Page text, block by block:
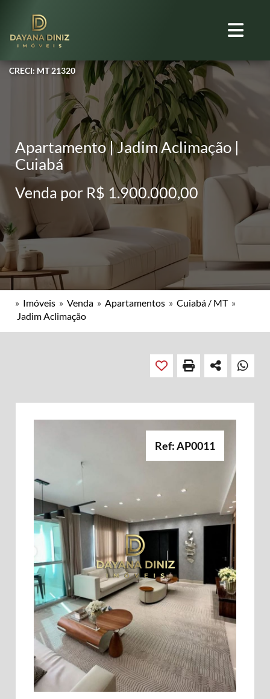
CRECI: MT 21320
Apartamento | Jadim Aclimação |
Cuiabá
Venda por R$ 1.900.000,00
» Imóveis » Venda » Apartamentos » Cuiabá / MT»
Jadim Aclimação
Ref: AP0011